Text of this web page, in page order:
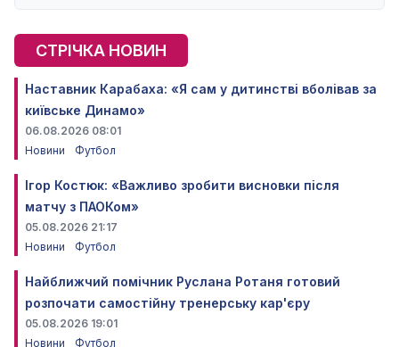
СТРІЧКА НОВИН
Наставник Карабаха: «Я сам у дитинстві вболівав за
київське Динамо»
06.08.2026 08:01
Новини
Футбол
Ігор Костюк: «Важливо зробити висновки після
матчу з ПАОКом»
05.08.2026 21:17
Новини
Футбол
Найближчий помічник Руслана Ротаня готовий
розпочати самостійну тренерську кар'єру
05.08.2026 19:01
Новини
Футбол